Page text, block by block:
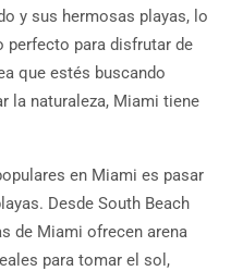
y sus hermosas playas, lo
perfecto para disfrutar de
que estés buscando
la naturaleza, Miami tiene
en Miami es pasar
Desde South Beach
de Miami ofrecen arena
para tomar el sol,